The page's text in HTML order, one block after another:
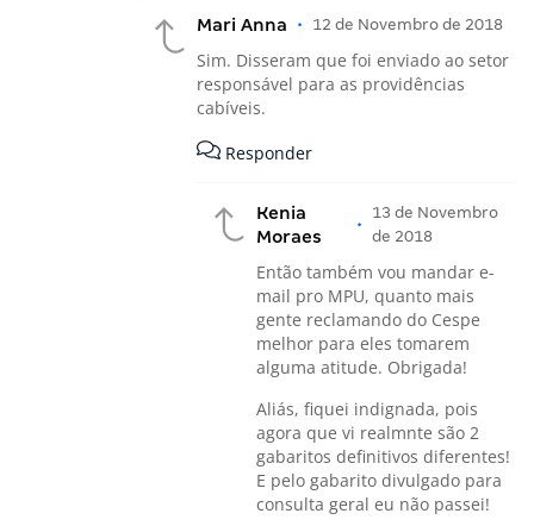
Mari Anna • 12 de Novembro de 2018
Sim. Disseram que foi enviado ao setor
responsável para as providências
cabíveis.
Responder
Kenia
Moraes
•
13 de Novembro
de 2018
Então também vou mandar e-
mail pro MPU, quanto mais
gente reclamando do Cespe
melhor para eles tomarem
alguma atitude. Obrigada!
Aliás, fiquei indignada, pois
agora que vi realmnte são 2
gabaritos definitivos diferentes!
E pelo gabarito divulgado para
consulta geral eu não passei!